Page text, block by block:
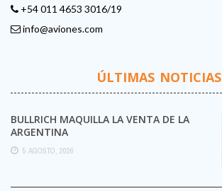
+54 011 4653 3016/19
info@aviones.com
ÚLTIMAS NOTICIAS
BULLRICH MAQUILLA LA VENTA DE LA
ARGENTINA
5 AGOSTO, 2026